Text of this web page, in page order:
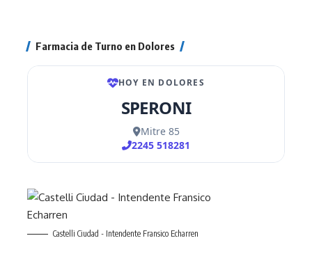
Farmacia de Turno en Dolores
Castelli Ciudad - Intendente Fransico Echarren